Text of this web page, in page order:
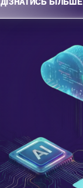
ДІЗНАТИСЬ БІЛЬШЕ